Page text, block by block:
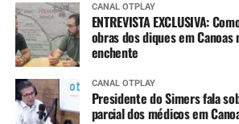
CANAL OTPLAY
ENTREVISTA EXCLUSIVA:
obras dos diques em Canoas
enchente
CANAL OTPLAY
Presidente do Simers fala
parcial dos médicos em